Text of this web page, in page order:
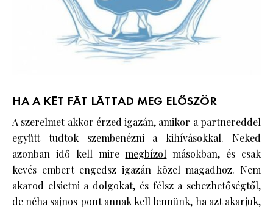
HA A KÉT FÁT LÁTTAD MEG ELŐSZÖR
A szerelmet akkor érzed igazán, amikor a partnereddel
együtt tudtok szembenézni a kihívásokkal. Neked
azonban idő kell miremegbízol másokban, és csak
kevés embert engedsz igazán közel magadhoz. Nem
akarod elsietni a dolgokat, és félsz a sebezhetőségtől,
de néha sajnos pont annak kell lennünk, ha azt akarjuk,